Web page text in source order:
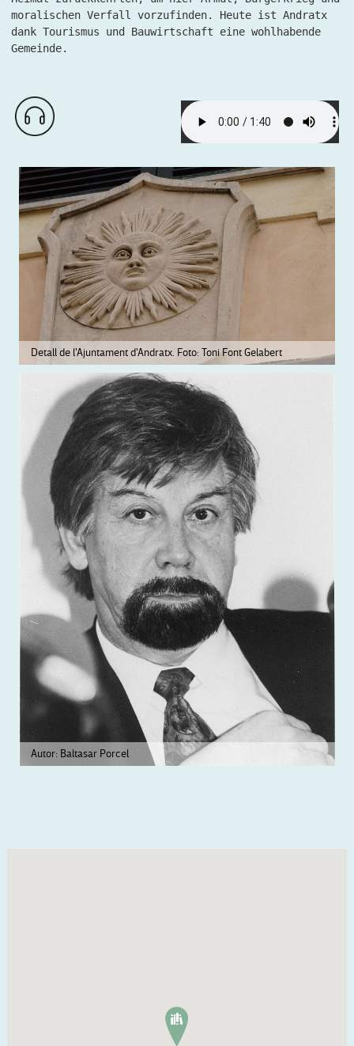
moralischen Verfall vorzufinden. Heute ist Andratx
dank Tourismus und Bauwirtschaft eine wohlhabende
Gemeinde.
Detall de l'Ajuntament d'Andratx. Foto: Toni Font Gelabert
Autor: Baltasar Porcel